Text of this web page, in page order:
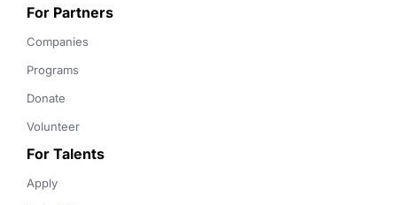
For Partners
Companies
Programs
Donate
Volunteer
For Talents
Apply